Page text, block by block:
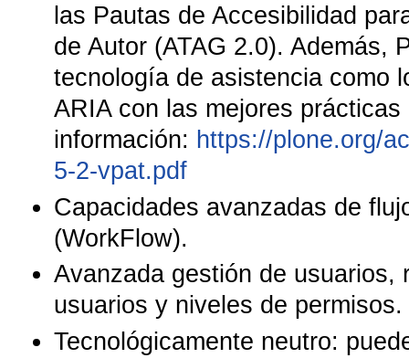
las Pautas de Accesibilidad
de Autor (ATAG 2.0). Además,
tecnología de asistencia como
ARIA con las mejores
información: https://plone.org/
5-2-vpat.pdf
Capacidades avanzadas de
(WorkFlow).
Avanzada gestión de usuarios,
usuarios y niveles de permisos.
Tecnológicamente neutro: